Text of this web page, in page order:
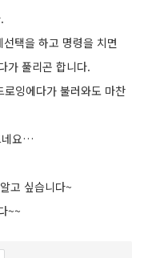
택을 하고 명령을 치면
풀리곤 합니다.
잉에다가 불러와도 마찬
네요…
고 싶습니다~
~~